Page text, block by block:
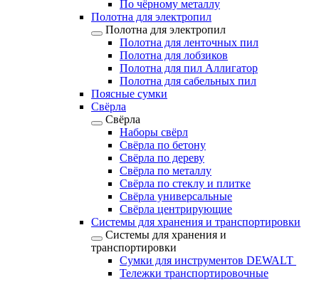
По чёрному металлу
Полотна для электропил
Полотна для электропил
Полотна для ленточных пил
Полотна для лобзиков
Полотна для пил Аллигатор
Полотна для сабельных пил
Поясные сумки
Свёрла
Свёрла
Наборы свёрл
Свёрла по бетону
Свёрла по дереву
Свёрла по металлу
Свёрла по стеклу и плитке
Свёрла универсальные
Свёрла центрирующие
Системы для хранения и транспортировки
Системы для хранения и
транспортировки
Сумки для инструментов DEWALT
Тележки транспортировочные